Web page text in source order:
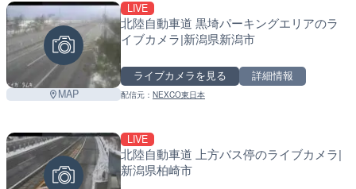
MAP
LIVE
北陸自動車道 黒埼パーキングエリアのラ
イブカメラ|新潟県新潟市
ライブカメラを見る 詳細情報
配信元： NEXCO東日本
LIVE
北陸自動車道 上方バス停のライブカメラ|
新潟県柏崎市